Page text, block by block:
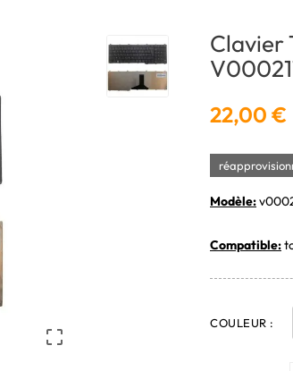

Clavier
22,00 €
Modèle:
Compatible:
COULEUR :